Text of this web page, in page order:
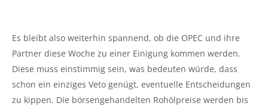
Es bleibt also weiterhin spannend, ob die OPEC und ihre
Partner diese Woche zu einer Einigung kommen werden.
Diese muss einstimmig sein, was bedeuten würde, dass
schon ein einziges Veto genügt, eventuelle Entscheidungen
zu kippen. Die börsengehandelten Rohölpreise werden bis